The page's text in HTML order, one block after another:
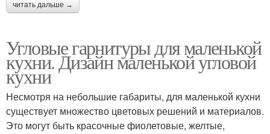
читать дальше →
Угловые гарнитуры для маленькой
кухни. Дизайн маленькой угловой
кухни
Несмотря на небольшие габариты, для маленькой кухни
существует множество цветовых решений и материалов.
Это могут быть красочные фиолетовые, желтые,